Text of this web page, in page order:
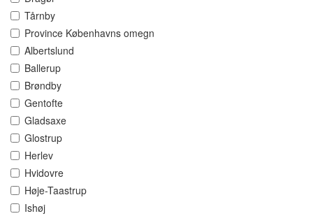
Tårnby
Province Københavns omegn
Albertslund
Ballerup
Brøndby
Gentofte
Gladsaxe
Glostrup
Herlev
Hvidovre
Høje-Taastrup
Ishøj